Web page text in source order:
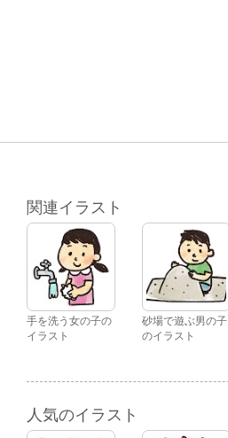
関連イラスト
手を洗う女の子の
イラスト
砂場で遊ぶ男の子
のイラスト
人気のイラスト